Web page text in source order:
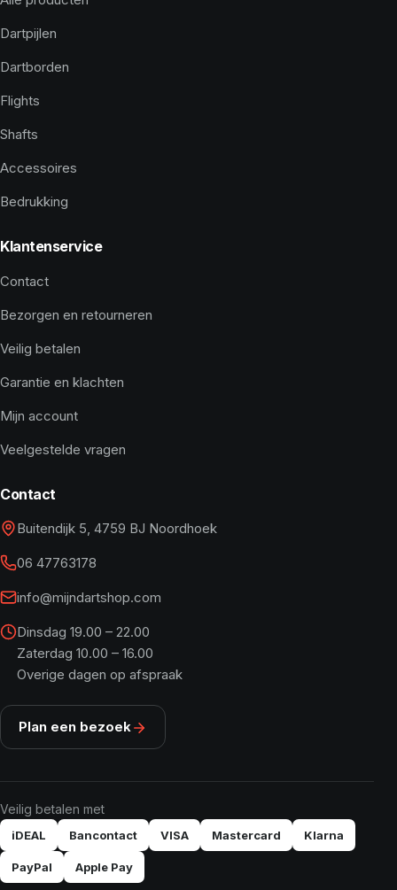
Dartpijlen
Dartborden
Flights
Shafts
Accessoires
Bedrukking
Klantenservice
Contact
Bezorgen en retourneren
Veilig betalen
Garantie en klachten
Mijn account
Veelgestelde vragen
Contact
Buitendijk 5, 4759 BJ Noordhoek
06 47763178
info@mijndartshop.com
Dinsdag 19.00 – 22.00
Zaterdag 10.00 – 16.00
Overige dagen op afspraak
Plan een bezoek
Veilig betalen met
iDEAL Bancontact VISA Mastercard Klarna
PayPal Apple Pay